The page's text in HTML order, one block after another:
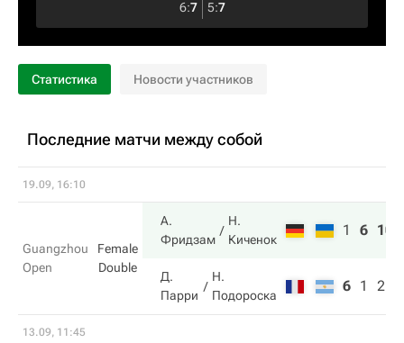
6:7 5:7
Статистика Новости участников
Последние матчи между собой
19.09, 16:10
Guangzhou
Open
Female
Double
А.
Фридзам
Н.
Киченок
1 6 10
Д.
Парри
Н.
Подороска
6 1 2
13.09, 11:45